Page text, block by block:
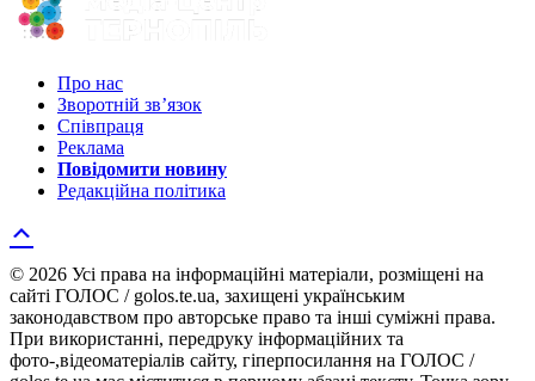
Про нас
Зворотній зв’язок
Співпраця
Реклама
Повідомити новину
Редакційна політика
© 2026 Усі права на інформаційні матеріали, розміщені на
сайті ГОЛОС / golos.te.ua, захищені українським
законодавством про авторське право та інші суміжні права.
При використанні, передруку інформаційних та
фото-,відеоматеріалів сайту, гіперпосилання на ГОЛОС /